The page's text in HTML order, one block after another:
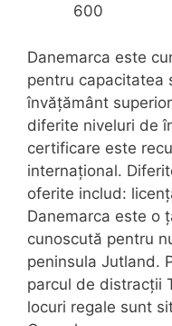
600
Danemarca este
pentru capacitatea
învățământ
diferite niveluri de
certificare este
internațional.
oferite includ:
Danemarca este o
cunoscută pentru
peninsula Jutland.
parcul de distracții
locuri regale sunt